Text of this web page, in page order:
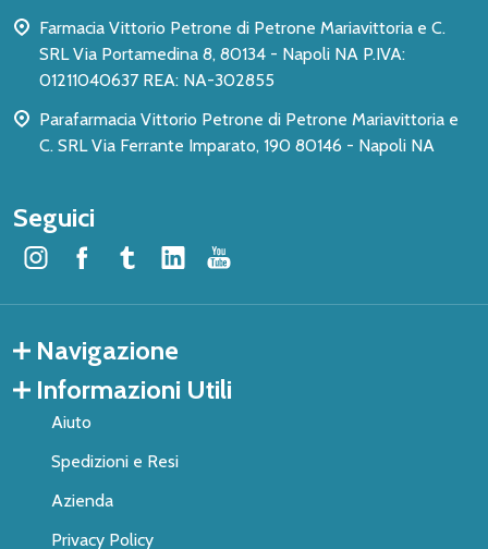
Farmacia Vittorio Petrone di Petrone Mariavittoria e C.
SRL Via Portamedina 8, 80134 - Napoli NA P.IVA:
01211040637 REA: NA-302855
Parafarmacia Vittorio Petrone di Petrone Mariavittoria e
C. SRL Via Ferrante Imparato, 190 80146 - Napoli NA
Seguici
Navigazione
Informazioni Utili
Aiuto
Spedizioni e Resi
Azienda
Privacy Policy